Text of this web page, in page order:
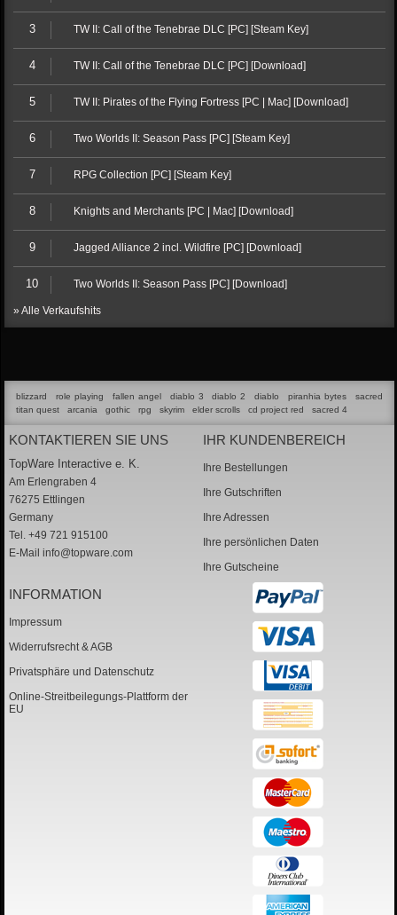
3 TW II: Call of the Tenebrae DLC [PC] [Steam Key]
4 TW II: Call of the Tenebrae DLC [PC] [Download]
5 TW II: Pirates of the Flying Fortress [PC | Mac] [Download]
6 Two Worlds II: Season Pass [PC] [Steam Key]
7 RPG Collection [PC] [Steam Key]
8 Knights and Merchants [PC | Mac] [Download]
9 Jagged Alliance 2 incl. Wildfire [PC] [Download]
10 Two Worlds II: Season Pass [PC] [Download]
» Alle Verkaufshits
blizzard role playing fallen angel diablo 3 diablo 2 diablo piranhia bytes
sacred
titan quest
arcania gothic rpg skyrim elder scrolls cd project red sacred 4
KONTAKTIEREN SIE UNS
TopWare Interactive e. K.
Am Erlengraben 4
76275 Ettlingen
Germany
Tel. +49 721 915100
E-Mail info@topware.com
IHR KUNDENBEREICH
Ihre Bestellungen
Ihre Gutschriften
Ihre Adressen
Ihre persönlichen Daten
Ihre Gutscheine
INFORMATION
Impressum
Widerrufsrecht & AGB
Privatsphäre und Datenschutz
Online-Streitbeilegungs-Plattform der
EU